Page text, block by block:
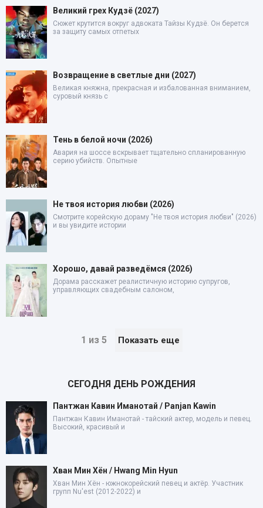
Великий грех Кудзё (2027)
Сюжет крутится вокруг адвоката Тайзы Кудзё. Он берется
за защиту самых отпетых
Возвращение в светлые дни (2027)
Великая княжна, прекрасная и избалованная вниманием,
суровый князь с
Тень в белой ночи (2026)
Авария на шоссе вскрывает тщательно спланированную
серию убийств. Опытные
Не твоя история любви (2026)
Смотрите корейскую дораму "Не твоя история любви" (2026)
и вы увидите истории
Хорошо, давай разведёмся (2026)
Дорама расскажет реалистичную историю супругов,
управляющих свадебным салоном,
1 из 5 Показать еще
СЕГОДНЯ ДЕНЬ РОЖДЕНИЯ
Пантжан Кавин Иманотай / Panjan Kawin
Пантжан Кавин Иманотай - тайский актер, модель и певец.
Высокий, красивый и
Хван Мин Хён / Hwang Min Hyun
Хван Мин Хён - южнокорейский певец и актёр. Участник
групп Nu'est (2012-2022) и